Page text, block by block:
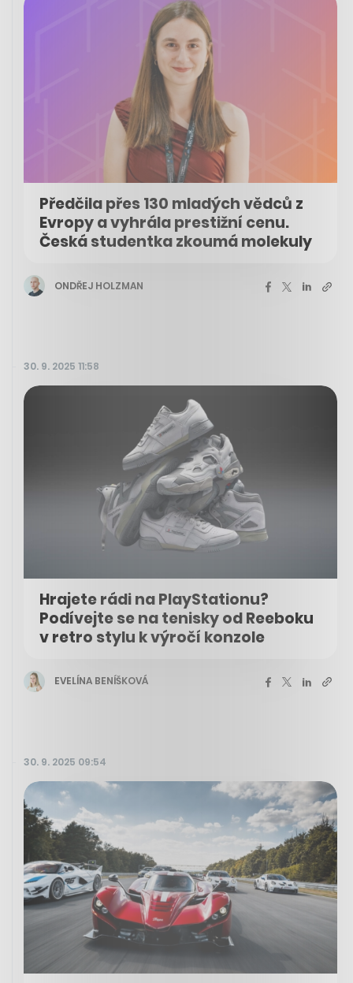
Předčila přes 130 mladých vědců z
Evropy a vyhrála prestižní cenu.
Česká studentka zkoumá molekuly
ONDŘEJ HOLZMAN
30. 9. 2025 11:58
Hrajete rádi na PlayStationu?
Podívejte se na tenisky od Reeboku
v retro stylu k výročí konzole
EVELÍNA BENÍŠKOVÁ
30. 9. 2025 09:54